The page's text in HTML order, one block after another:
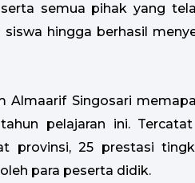
semua pihak yang
hingga berhasil
Almaarif Singosari
pelajaran ini.
provinsi, 25 prestasi
para peserta didik.